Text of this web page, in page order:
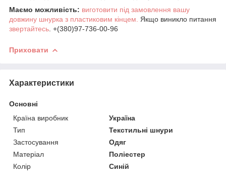
Маємо можливість: виготовити під замовлення вашу
довжину шнурка з пластиковим кінцем.
Якщо виникло питання
звертайтесь . +(380)97-736-00-96
Приховати
Характеристики
Основні
Країна виробник
Україна
Тип
Текстильні шнури
Застосування
Одяг
Матеріал
Поліестер
Колір
Синій